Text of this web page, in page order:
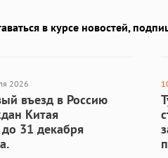
в курсе новостей,
2026
въезд в Россию
Китая
31 декабря